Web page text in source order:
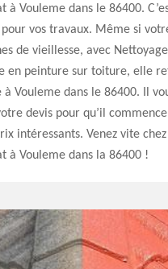
à Vouleme dans le 86400.
vos travaux. Même si
de vieillesse, avec
en peinture sur toiture, elle
à Vouleme dans le 86400. Il
devis pour qu’il
intéressants. Venez vite chez
à Vouleme dans la 86400 !